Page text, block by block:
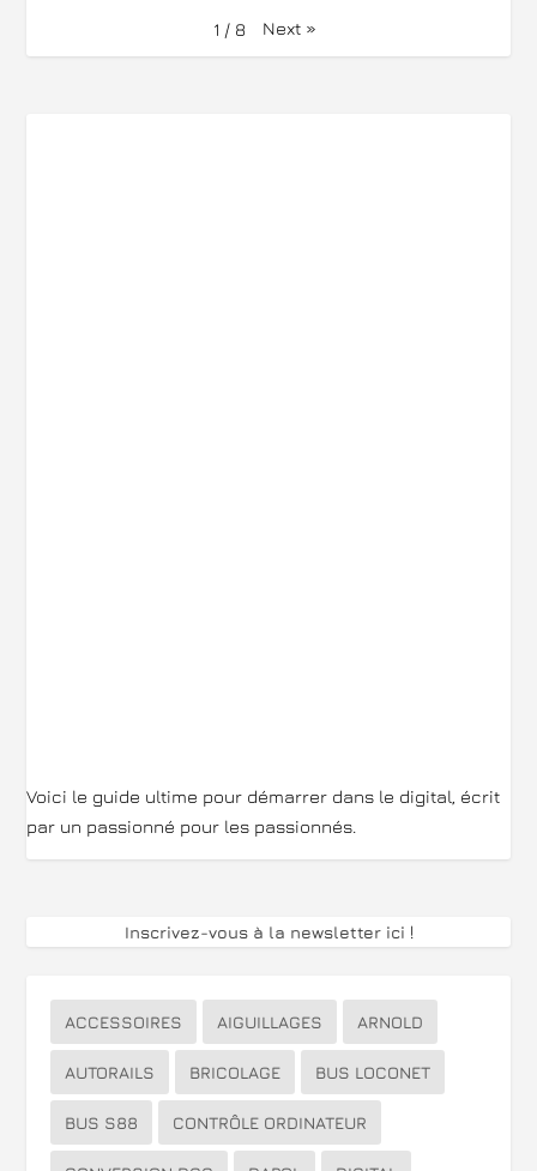
1 / 8 Next »
Voici le guide ultime pour démarrer dans le digital, écrit
par un passionné pour les passionnés.
Inscrivez-vous à la newsletter ici !
ACCESSOIRES AIGUILLAGES ARNOLD
AUTORAILS BRICOLAGE BUS LOCONET
BUS S88 CONTRÔLE ORDINATEUR